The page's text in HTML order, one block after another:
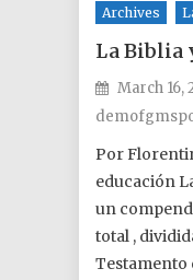
Archives
La Biblia
Posted on
March 16,
Por
educación
un
total ,
Testamento